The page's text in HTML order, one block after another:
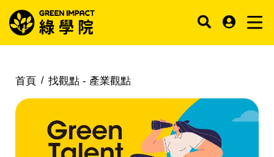
首頁 找觀點 - 產業觀點